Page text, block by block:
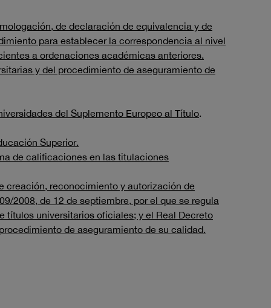
de declaración de equivalencia y de
para establecer la correspondencia al nivel
a ordenaciones académicas anteriores.
y del procedimiento de aseguramiento de
del Suplemento Europeo al Título.
Superior.
de calificaciones en las titulaciones
creación, reconocimiento y autorización de
2008, de 12 de septiembre, por el que se regula
títulos universitarios oficiales; y el Real Decreto
de aseguramiento de su calidad.